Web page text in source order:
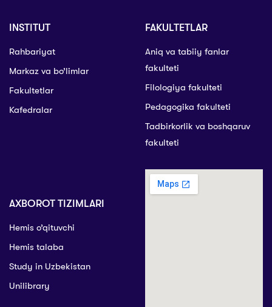
INSTITUT
Rahbariyat
Markaz va bo’limlar
Fakultetlar
Kafedralar
FAKULTETLAR
Aniq va tabiiy fanlar
fakulteti
Filologiya fakulteti
Pedagogika fakulteti
Tadbirkorlik va boshqaruv
fakulteti
AXBOROT TIZIMLARI
Hemis o’qituvchi
Hemis talaba
Study in Uzbekistan
Unilibrary